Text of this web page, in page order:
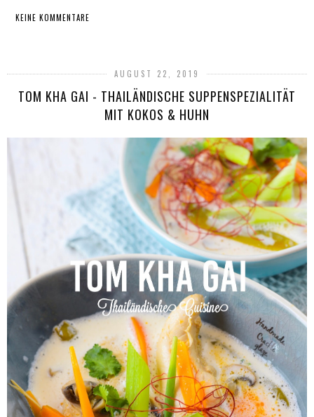
KEINE KOMMENTARE
AUGUST 22, 2019
TOM KHA GAI - THAILÄNDISCHE SUPPENSPEZIALITÄT
MIT KOKOS & HUHN